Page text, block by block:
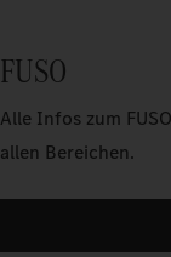
FUSO
Alle Infos zum
allen Bereichen.